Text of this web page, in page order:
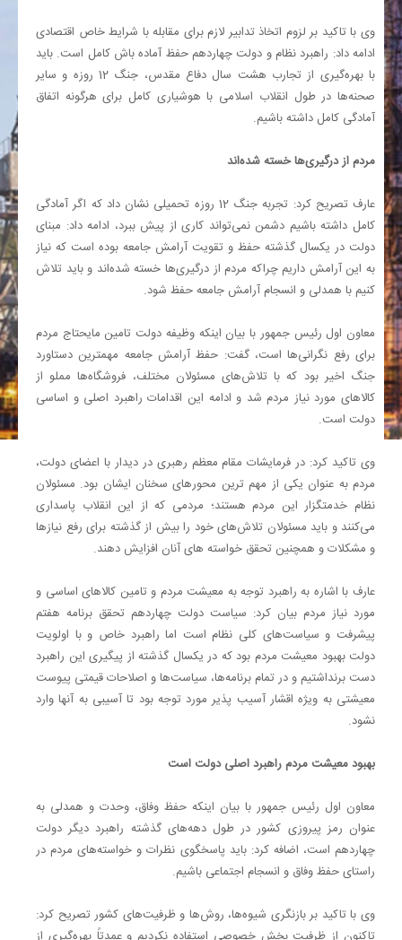
وی با تاکید بر لزوم اتخاذ تدابیر لازم برای مقابله با شرایط خاص اقتصادی
ادامه داد: راهبرد نظام و دولت چهاردهم حفظ آماده باش کامل است‌. باید
با بهره‌گیری از تجارب هشت سال دفاع مقدس،‌ جنگ 12 روزه و سایر
صحنه‌ها در طول انقلاب اسلامی با هوشیاری کامل برای هرگونه اتفاق
آمادگی کامل داشته باشیم.
مردم از درگیری‌ها خسته شده‌اند
عارف تصریح کرد: تجربه جنگ 12 روزه تحمیلی نشان داد که اگر آمادگی
کامل داشته باشیم دشمن نمی‌تواند کاری از پیش ببرد، ادامه داد: مبنای
دولت در یکسال گذشته حفظ و تقویت آرامش جامعه بوده است که نیاز
به این آرامش داریم چراکه مردم از درگیری‌ها خسته شده‌اند و باید تلاش
کنیم با همدلی و انسجام آرامش جامعه حفظ شود.
معاون اول رئیس جمهور با بیان اینکه وظیفه دولت تامین مایحتاج مردم
برای رفع نگرانی‌ها است،‌ گفت: حفظ آرامش جامعه مهمترین دستاورد
جنگ اخیر بود که با تلاش‌های مسئولان مختلف،‌ فروشگاه‌ها مملو از
کالاهای مورد نیاز مردم شد و ادامه این اقدامات راهبرد اصلی و اساسی
دولت است.
وی تاکید کرد: در فرمایشات مقام معظم رهبری در دیدار با اعضای دولت،
مردم به عنوان یکی از مهم ترین محورهای سخنان ایشان بود. مسئولان
نظام خدمتگزار این مردم هستند؛ مردمی که از این انقلاب پاسداری
می‌کنند و باید مسئولان تلاش‌های خود را بیش از گذشته برای رفع نیازها
و مشکلات و همچنین تحقق خواسته های آنان افزایش دهند.
عارف با اشاره به راهبرد توجه به معیشت مردم و تامین کالاهای اساسی و
مورد نیاز مردم بیان کرد: سیاست دولت چهاردهم تحقق برنامه هفتم
پیشرفت و سیاست‌های کلی نظام است اما راهبرد خاص و با اولویت
دولت بهبود معیشت مردم بود که در یکسال گذشته از پیگیری این راهبرد
دست برنداشتیم و در تمام برنامه‌ها،‌ سیاست‌ها و اصلاحات قیمتی پیوست
معیشتی به ویژه اقشار آسیب پذیر مورد توجه بود تا آسیبی به آنها وارد
نشود.
بهبود معیشت مردم راهبرد اصلی دولت است
معاون اول رئیس جمهور با بیان اینکه حفظ وفاق، وحدت و همدلی به
عنوان رمز پیروزی کشور در طول دهه‌های گذشته راهبرد دیگر دولت
چهاردهم است، اضافه کرد: باید پاسخگوی نظرات و خواسته‌های مردم در
راستای حفظ وفاق و انسجام اجتماعی باشیم.
وی با تاکید بر بازنگری شیوه‌ها،‌ روش‌ها و ظرفیت‌های کشور تصریح کرد: